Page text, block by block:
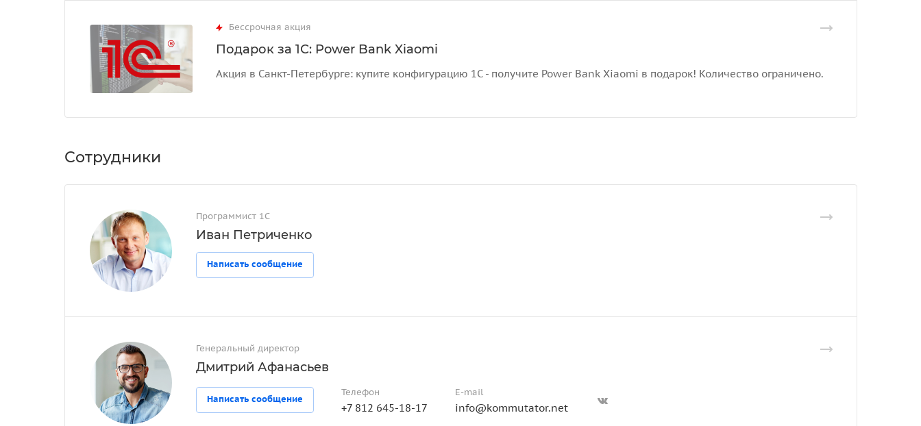
Бессрочная акция
Подарок за 1С: Power Bank Xiaomi
Акция в Санкт-Петербурге: купите конфигурацию 1С - получите Power Bank Xiaomi в подарок! Количество ограничено.
Сотрудники
Программист 1С
Иван Петриченко
Написать сообщение
Генеральный директор
Дмитрий Афанасьев
Написать сообщение
Телефон
+7 812 645-18-17
E-mail
info@kommutator.net